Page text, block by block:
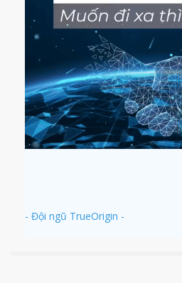
- Đội ngũ TrueOrigin -